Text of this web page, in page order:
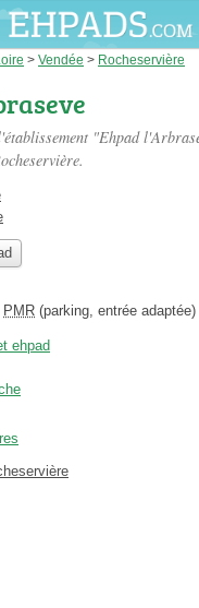
> Vendée > Rocheservière
"Ehpad
PMR (parking, entrée adaptée)
ehpad